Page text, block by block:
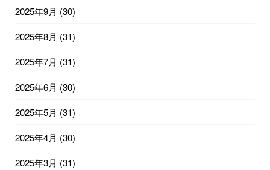
2025年9月 (30)
2025年8月 (31)
2025年7月 (31)
2025年6月 (30)
2025年5月 (31)
2025年4月 (30)
2025年3月 (31)